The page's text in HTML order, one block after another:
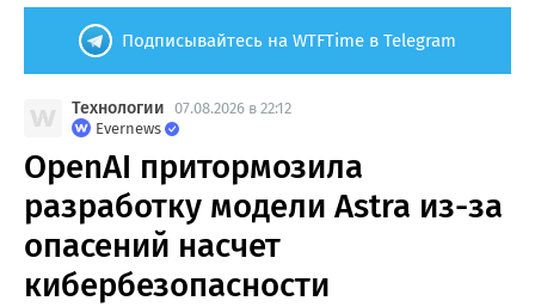
Подписывайтесь на WTFTime в Telegram
Технологии 07.08.2026 в 22:12
Evernews
OpenAI притормозила
разработку модели Astra из-за
опасений насчет
кибербезопасности